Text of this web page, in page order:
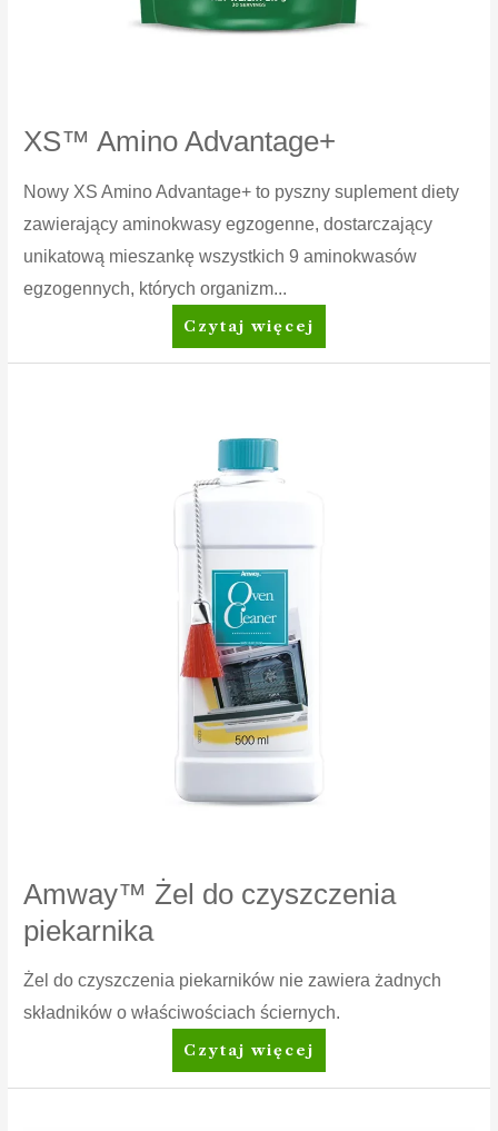
XS™ Amino Advantage+
Nowy XS Amino Advantage+ to pyszny suplement diety
zawierający aminokwasy egzogenne, dostarczający
unikatową mieszankę wszystkich 9 aminokwasów
egzogennych, których organizm...
XS™
Amino
Czytaj więcej
Amway™ Żel do czyszczenia
piekarnika
Żel do czyszczenia piekarników nie zawiera żadnych
składników o właściwościach ściernych.
Amway™
Żel
Czytaj więcej